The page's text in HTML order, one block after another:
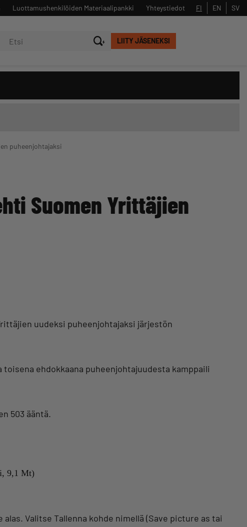
Yhteystiedot
Luottamushenkilöiden Materiaalipankki FI EN SV
LIITY JÄSENEKSI
puheenjohtajaksi
Suomen Yrittäjien
uudeksi puheenjohtajaksi järjestön
ehdokkaana puheenjohtajuudesta kamppaili
503 ääntä.
9,1 Mt)
Valitse Tallenna kohde nimellä (Save picture as tai
Sulje